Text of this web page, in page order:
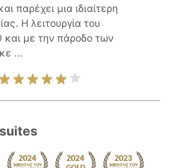
παρέχει μια ιδιαίτερη
Η λειτουργία του
και με την πάροδο των
...